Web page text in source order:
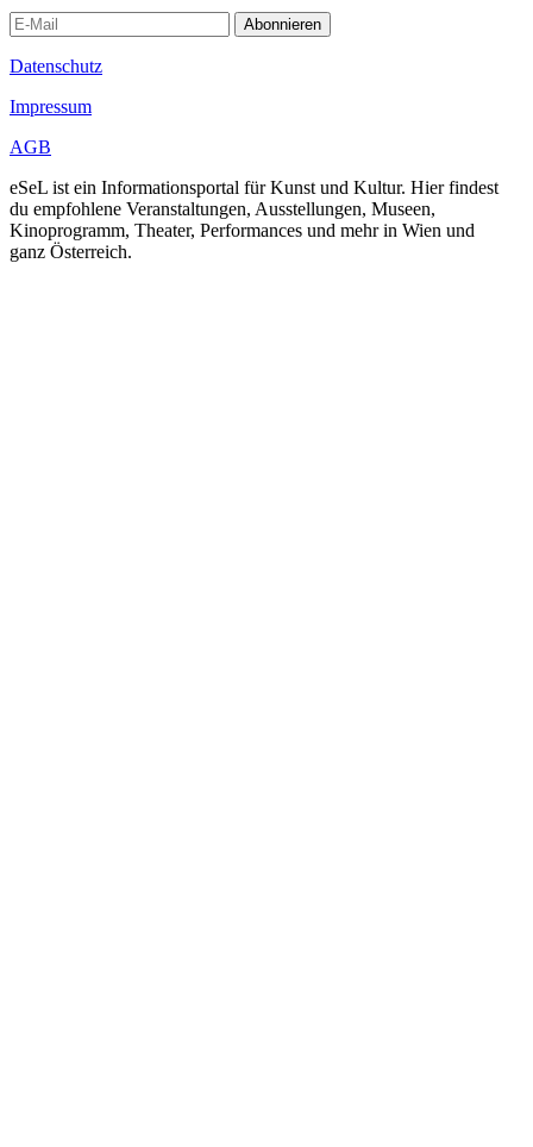
Abonnieren
Datenschutz
Impressum
AGB
eSeL ist ein Informationsportal für Kunst und Kultur. Hier findest
du empfohlene Veranstaltungen, Ausstellungen, Museen,
Kinoprogramm, Theater, Performances und mehr in Wien und
ganz Österreich.